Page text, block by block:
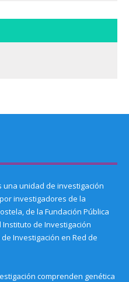
una unidad de investigación
investigadores de la
de la Fundación Pública
de Investigación
Investigación en Red de
comprenden genética